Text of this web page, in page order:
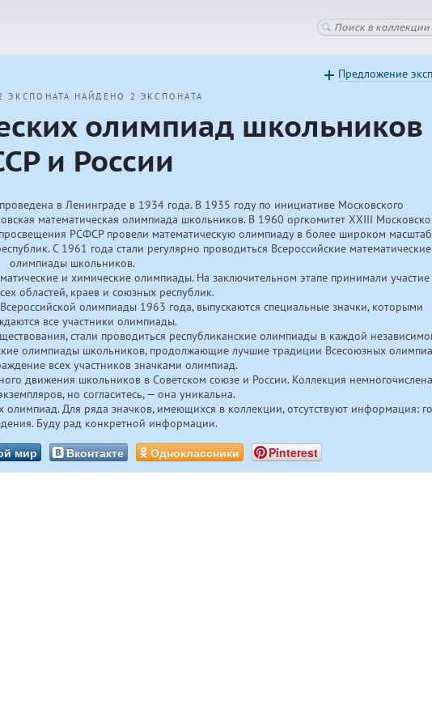
ЭКСПОНАТА НАЙДЕНО 2 ЭКСПОНАТА
олимпиад школьников
и России
в Ленинграде в 1934 года. В 1935 году по инициативе Московского
математическая олимпиада школьников. В 1960 оргкомитет XXIII
РСФСР провели математическую олимпиаду в более широком
С 1961 года стали регулярно проводиться Всероссийские математические
олимпиады школьников.
и химические олимпиады. На заключительном этапе принимали участие
областей, краев и союзных республик.
олимпиады 1963 года, выпускаются специальные значки, которыми
все участники олимпиады.
стали проводиться республиканские олимпиады в каждой
олимпиады школьников, продолжающие лучшие традиции Всесоюзных
всех участников значками олимпиад.
движения школьников в Советском союзе и России. Коллекция
но согласитесь, — она уникальна.
олимпиад. Для ряда значков, имеющихся в коллекции, отсутствуют информация:
Буду рад конкретной информации.
мир Вконтакте Одноклассники Pinterest
Предложение